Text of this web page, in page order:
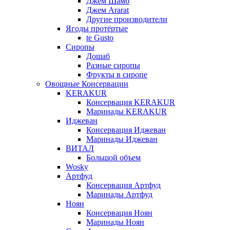
Джем Ararat
Другие производители
Ягоды протёртые
te Gusto
Сиропы
Дошаб
Разные сиропы
Фрукты в сиропе
Овощные Консервации
KERAKUR
Консервация KERAKUR
Маринады KERAKUR
Иджеван
Консервация Иджеван
Маринады Иджеван
ВИТАЛ
Большой объем
Wosky
Артфуд
Консервация Артфуд
Маринады Артфуд
Ноян
Консервация Ноян
Маринады Ноян